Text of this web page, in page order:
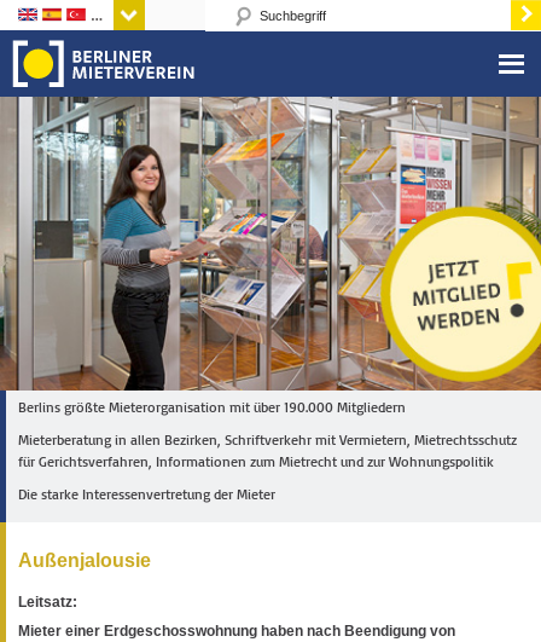
Sprachen
Berlins größte Mieterorganisation mit über 190.000 Mitgliedern
Mieterberatung in allen Bezirken, Schriftverkehr mit Vermietern, Mietrechtsschutz
für Gerichtsverfahren, Informationen zum Mietrecht und zur Wohnungspolitik
Die starke Interessenvertretung der Mieter
Außenjalousie
Leitsatz:
Mieter einer Erdgeschosswohnung haben nach Beendigung von